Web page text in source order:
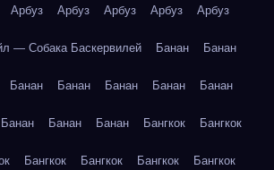
Арбуз Арбуз Арбуз Арбуз Арбуз
— Собака Баскервилей Банан Банан
Банан Банан Банан Банан Банан
Банан Банан Банан Бангкок Бангкок
Бангкок Бангкок Бангкок Бангкок